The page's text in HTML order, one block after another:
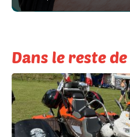
Dans le reste